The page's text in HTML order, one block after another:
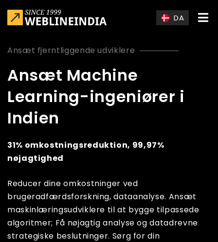
DA
Ansæt fjerntliggende udviklere
Ansæt Machine
Learning-ingeniører i
Indien
31% omkostningsreduktion, 99,97%
nøjagtighed
Reducer dine omkostninger ved
brugeradfærdsforskning, dataanalyse. Ansæt
maskinlæringsudviklere til at bygge tilpassede
algoritmer; Få nøjagtig analyse og datadrevne
strategiske beslutninger. Sørg for din